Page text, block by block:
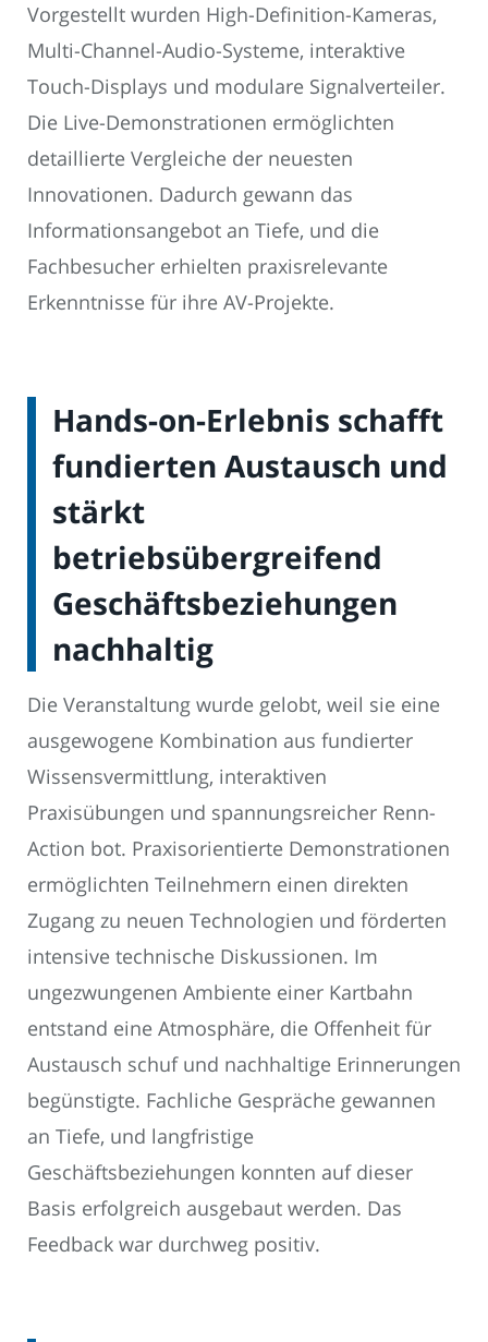
Vorgestellt wurden High-Definition-Kameras,
Multi-Channel-Audio-Systeme, interaktive
Touch-Displays und modulare Signalverteiler.
Die Live-Demonstrationen ermöglichten
detaillierte Vergleiche der neuesten
Innovationen. Dadurch gewann das
Informationsangebot an Tiefe, und die
Fachbesucher erhielten praxisrelevante
Erkenntnisse für ihre AV-Projekte.
Hands-on-Erlebnis schafft
fundierten Austausch und
stärkt
betriebsübergreifend
Geschäftsbeziehungen
nachhaltig
Die Veranstaltung wurde gelobt, weil sie eine
ausgewogene Kombination aus fundierter
Wissensvermittlung, interaktiven
Praxisübungen und spannungsreicher Renn-
Action bot. Praxisorientierte Demonstrationen
ermöglichten Teilnehmern einen direkten
Zugang zu neuen Technologien und förderten
intensive technische Diskussionen. Im
ungezwungenen Ambiente einer Kartbahn
entstand eine Atmosphäre, die Offenheit für
Austausch schuf und nachhaltige Erinnerungen
begünstigte. Fachliche Gespräche gewannen
an Tiefe, und langfristige
Geschäftsbeziehungen konnten auf dieser
Basis erfolgreich ausgebaut werden. Das
Feedback war durchweg positiv.